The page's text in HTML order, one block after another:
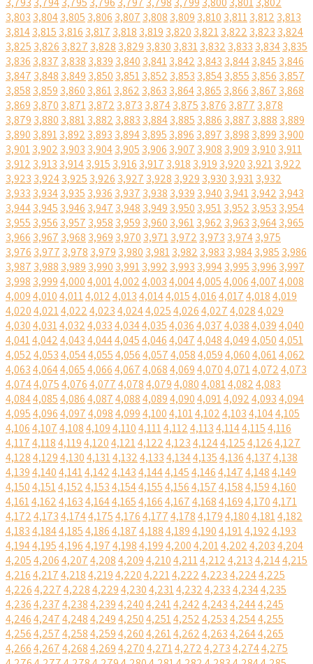
3,803 3,8043,805 3,806 3,807 3,808 3,809 3,810 3,8113,812 3,813
3,8143,815 3,816 3,817 3,818 3,819 3,820 3,8213,822 3,823 3,824
3,825 3,826 3,827 3,828 3,829 3,830 3,8313,832 3,833 3,8343,835
3,836 3,837 3,838 3,839 3,840 3,8413,842 3,843 3,8443,845 3,846
3,847 3,848 3,849 3,850 3,8513,852 3,853 3,8543,855 3,856 3,857
3,858 3,859 3,860 3,8613,862 3,863 3,8643,865 3,866 3,867 3,868
3,869 3,870 3,8713,872 3,873 3,8743,875 3,876 3,877 3,878
3,879 3,880 3,8813,882 3,883 3,8843,885 3,886 3,887 3,888 3,889
3,890 3,8913,892 3,893 3,8943,895 3,896 3,897 3,898 3,899 3,900
3,9013,902 3,903 3,9043,905 3,906 3,907 3,908 3,909 3,910 3,911
3,912 3,913 3,9143,915 3,916 3,917 3,918 3,919 3,920 3,9213,922
3,923 3,9243,925 3,926 3,927 3,928 3,929 3,930 3,9313,932
3,933 3,9343,935 3,936 3,937 3,938 3,939 3,940 3,9413,942 3,943
3,9443,945 3,946 3,947 3,948 3,949 3,950 3,9513,952 3,953 3,954
3,955 3,956 3,957 3,958 3,959 3,960 3,9613,962 3,963 3,9643,965
3,966 3,967 3,968 3,969 3,970 3,9713,972 3,973 3,9743,975
3,976 3,977 3,978 3,979 3,980 3,9813,982 3,983 3,9843,985 3,986
3,987 3,988 3,989 3,990 3,9913,992 3,993 3,9943,995 3,996 3,997
3,998 3,9994,0004,0014,0024,0034,0044,0054,0064,0074,008
4,0094,0104,0114,0124,0134,0144,0154,0164,0174,0184,019
4,0204,0214,0224,0234,0244,0254,0264,0274,0284,029
4,0304,0314,0324,0334,0344,0354,0364,0374,0384,0394,040
4,0414,0424,0434,0444,0454,0464,0474,0484,0494,0504,051
4,0524,0534,0544,0554,0564,0574,0584,0594,0604,0614,062
4,0634,0644,0654,0664,0674,0684,0694,0704,0714,0724,073
4,0744,0754,0764,0774,0784,0794,0804,0814,0824,083
4,0844,0854,0864,0874,0884,0894,0904,0914,0924,0934,094
4,0954,0964,0974,0984,0994,1004,1014,1024,1034,1044,105
4,1064,1074,1084,1094,1104,1114,1124,1134,1144,1154,116
4,1174,1184,1194,1204,1214,1224,1234,1244,1254,1264,127
4,1284,1294,1304,1314,1324,1334,1344,1354,1364,1374,138
4,1394,1404,1414,1424,1434,1444,1454,1464,1474,1484,149
4,1504,1514,1524,1534,1544,1554,1564,1574,1584,1594,160
4,1614,1624,1634,1644,1654,1664,1674,1684,1694,1704,171
4,1724,1734,1744,1754,1764,1774,1784,1794,1804,1814,182
4,1834,1844,1854,1864,1874,1884,1894,1904,1914,1924,193
4,1944,1954,1964,1974,1984,1994,2004,2014,2024,2034,204
4,2054,2064,2074,2084,2094,2104,2114,2124,2134,2144,215
4,2164,2174,2184,2194,2204,2214,2224,2234,2244,225
4,2264,2274,2284,2294,2304,2314,2324,2334,2344,235
4,2364,2374,2384,2394,2404,2414,2424,2434,2444,245
4,2464,2474,2484,2494,2504,2514,2524,2534,2544,255
4,2564,2574,2584,2594,2604,2614,2624,2634,2644,265
4,2664,2674,2684,2694,2704,2714,2724,2734,2744,275